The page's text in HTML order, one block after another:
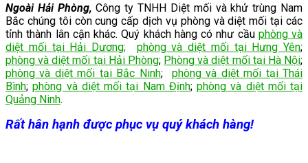
Ngoài Hải Phòng, Công ty TNHH Diệt mối và khử trùng Nam
Bắc chúng tôi còn cung cấp dịch vụ phòng và diệt mối tại các
tỉnh thành lân cận khác. Quý khách hàng có như cầu phòng và
diệt mối tại Hải Dương; phòng và diệt mối tại Hưng Yên;
phòng và diệt mối tại Hải Phòng; Phòng và diệt mối tại Hà Nội;
phòng và diệt mối tại Bắc Ninh; phòng và diệt mối tại Thái
Bình;phòng và diệt mối tại Nam Định; phòng và diệt mối tại
Quảng Ninh.
Rất hân hạnh được phục vụ quý khách hàng!